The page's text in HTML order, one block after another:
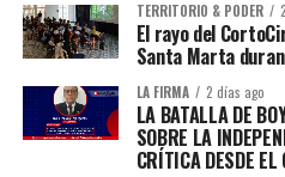
TERRITORIO & PODER
El rayo del
Santa Marta
LA FIRMA 2 días ago
LA BATALLA DE
SOBRE LA
CRÍTICA DESDE